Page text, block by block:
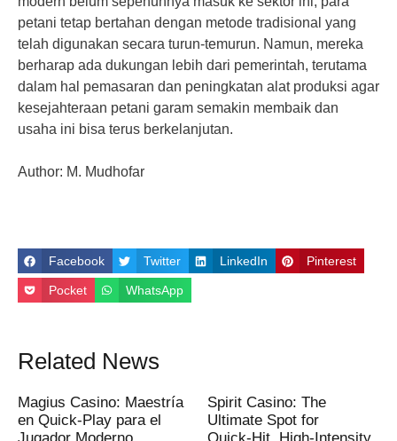
petani tetap bertahan dengan metode tradisional yang
telah digunakan secara turun-temurun. Namun, mereka
berharap ada dukungan lebih dari pemerintah, terutama
dalam hal pemasaran dan peningkatan alat produksi agar
kesejahteraan petani garam semakin membaik dan
usaha ini bisa terus berkelanjutan.
Author: M. Mudhofar
Facebook Twitter LinkedIn Pinterest
Pocket WhatsApp
Related News
Magius Casino: Maestría
en Quick‑Play para el
Jugador Moderno
Spirit Casino: The
Ultimate Spot for
Quick‑Hit, High‑Intensity